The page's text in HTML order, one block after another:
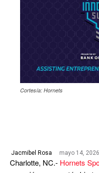
Cortesía: Hornets
Jacmibel Rosa mayo 14, 2026
Charlotte, NC.- Hornets